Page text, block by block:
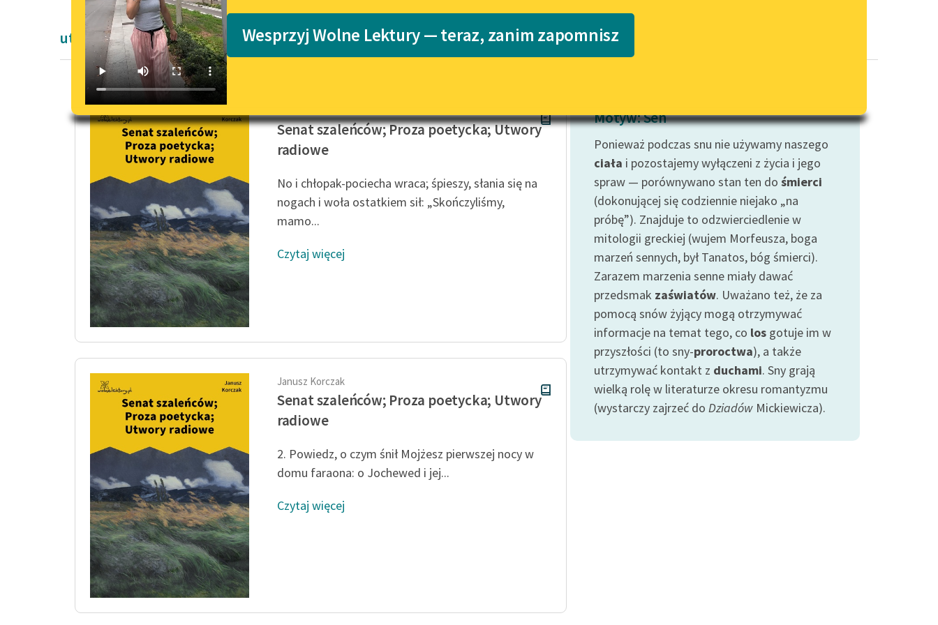
Lektury szkolne i klasyka
literatury do słuchania dla
E-kolekcja lektur szkolnych i
literatury do słuchania dla
uczennic i uczniów z
Feministyczne inspiracje.
Popularyzacja skandynawskiej
literatury feministycznej
Katalog
Katalog w formacie PDF
wrażliwych
Deklaracja dostępności
Wesprzyj Wolne Lektury — teraz, zanim zapomnisz
utworów pisanych prozą poetycką Dwudziestolecie międzywojenne
Senat szaleńców; Proza poetycka; Utwory
radiowe
No i chłopak-pociecha wraca; śpieszy, słania się na
nogach i woła ostatkiem sił: „Skończyliśmy,
mamo...
Czytaj więcej
Janusz Korczak
Senat szaleńców; Proza poetycka; Utwory
radiowe
2. Powiedz, o czym śnił Mojżesz pierwszej nocy w
domu faraona: o Jochewed i jej...
Czytaj więcej
Motyw: Sen
Ponieważ podczas snu nie używamy naszego
ciała i pozostajemy wyłączeni z życia i jego
spraw — porównywano stan ten do śmierci
(dokonującej się codziennie niejako „na
próbę”). Znajduje to odzwierciedlenie w
mitologii greckiej (wujem Morfeusza, boga
marzeń sennych, był Tanatos, bóg śmierci).
Zarazem marzenia senne miały dawać
przedsmak zaświatów. Uważano też, że za
pomocą snów żyjący mogą otrzymywać
informacje na temat tego, co los gotuje im w
przyszłości (to sny-proroctwa), a także
utrzymywać kontakt z duchami. Sny grają
wielką rolę w literaturze okresu romantyzmu
(wystarczy zajrzeć do Dziadów Mickiewicza).